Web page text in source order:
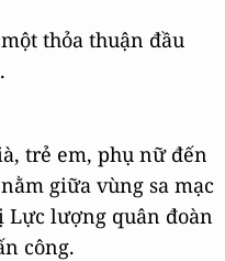
thỏa thuận đầu
trẻ em, phụ nữ đến
giữa vùng sa mạc
Lực lượng quân đoàn
công.